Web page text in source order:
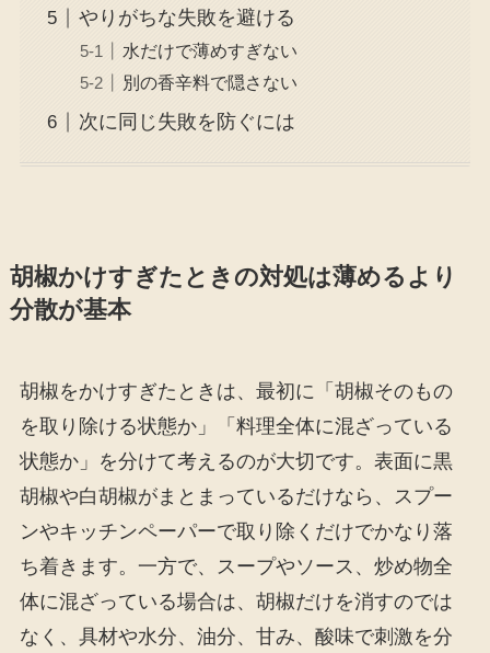
やりがちな失敗を避ける
水だけで薄めすぎない
別の香辛料で隠さない
次に同じ失敗を防ぐには
胡椒かけすぎたときの対処は薄めるより
分散が基本
胡椒をかけすぎたときは、最初に「胡椒そのもの
を取り除ける状態か」「料理全体に混ざっている
状態か」を分けて考えるのが大切です。表面に黒
胡椒や白胡椒がまとまっているだけなら、スプー
ンやキッチンペーパーで取り除くだけでかなり落
ち着きます。一方で、スープやソース、炒め物全
体に混ざっている場合は、胡椒だけを消すのでは
なく、具材や水分、油分、甘み、酸味で刺激を分